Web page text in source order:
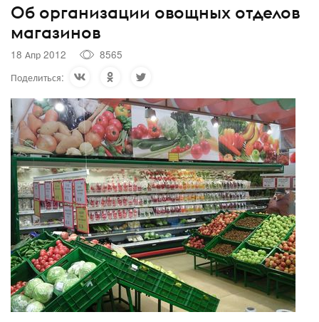
Об организации овощных отделов
магазинов
18 Апр 2012
8565
Поделиться: